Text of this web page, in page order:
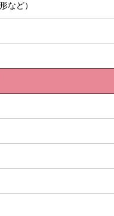
など）